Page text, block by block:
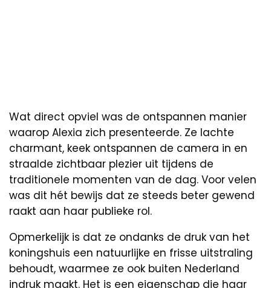
Wat direct opviel was de ontspannen manier
waarop Alexia zich presenteerde. Ze lachte
charmant, keek ontspannen de camera in en
straalde zichtbaar plezier uit tijdens de
traditionele momenten van de dag. Voor velen
was dit hét bewijs dat ze steeds beter gewend
raakt aan haar publieke rol.
Opmerkelijk is dat ze ondanks de druk van het
koningshuis een natuurlijke en frisse uitstraling
behoudt, waarmee ze ook buiten Nederland
indruk maakt. Het is een eigenschap die haar